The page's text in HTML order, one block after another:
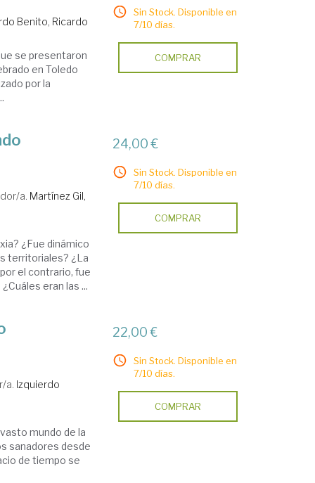
Benito, Ricardo
se presentaron
en Toledo
por la
Sin Stock. Disponible en
7/10 días.
COMPRAR
a. Martínez Gil,
¿Fue dinámico
territoriales? ¿La
el contrario, fue
eran las ...
24,00 €
Sin Stock. Disponible en
7/10 días.
COMPRAR
a. Izquierdo
mundo de la
sanadores desde
de tiempo se
22,00 €
Sin Stock. Disponible en
7/10 días.
COMPRAR